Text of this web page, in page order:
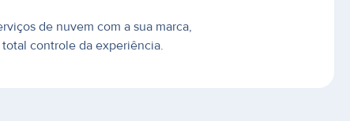
de nuvem com a sua marca,
controle da experiência.